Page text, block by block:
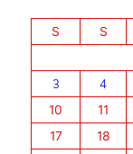
S
S
3
4
10
11
17
18